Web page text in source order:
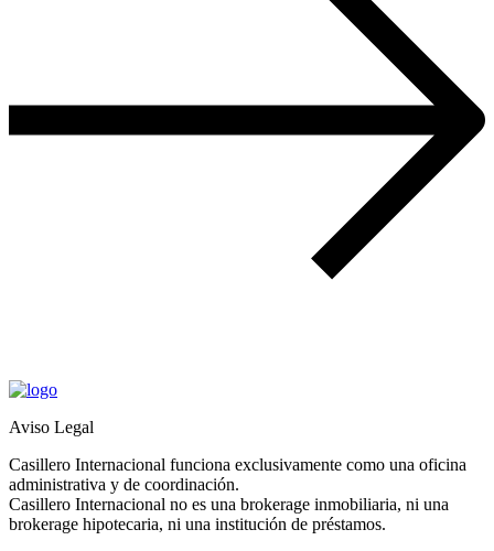
Aviso Legal
Casillero Internacional funciona exclusivamente como una oficina
administrativa y de coordinación.
Casillero Internacional no es una brokerage inmobiliaria, ni una
brokerage hipotecaria, ni una institución de préstamos.